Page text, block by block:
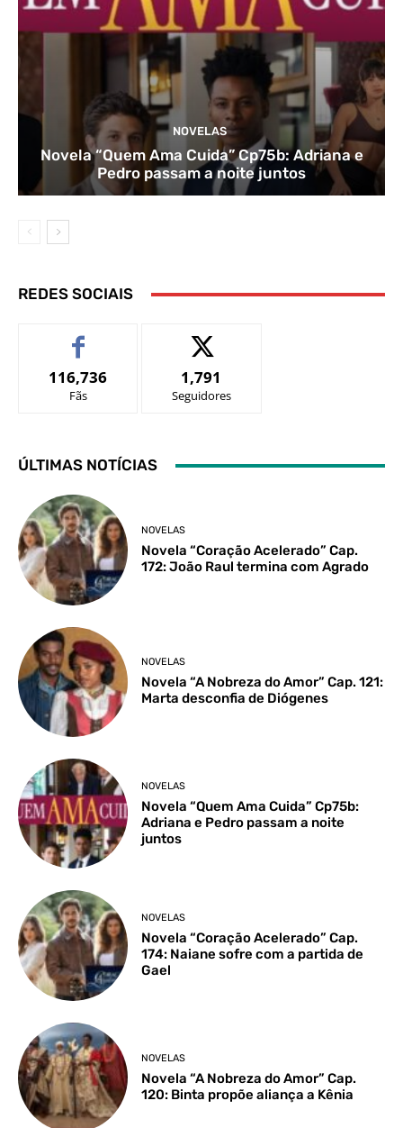
NOVELAS
Novela “Quem Ama Cuida” Cp75b: Adriana e
Pedro passam a noite juntos
REDES SOCIAIS
116,736
Fãs
1,791
Seguidores
ÚLTIMAS NOTÍCIAS
NOVELAS
Novela “Coração Acelerado” Cap.
172: João Raul termina com Agrado
NOVELAS
Novela “A Nobreza do Amor” Cap. 121:
Marta desconfia de Diógenes
NOVELAS
Novela “Quem Ama Cuida” Cp75b:
Adriana e Pedro passam a noite
juntos
NOVELAS
Novela “Coração Acelerado” Cap.
174: Naiane sofre com a partida de
Gael
NOVELAS
Novela “A Nobreza do Amor” Cap.
120: Binta propõe aliança a Kênia